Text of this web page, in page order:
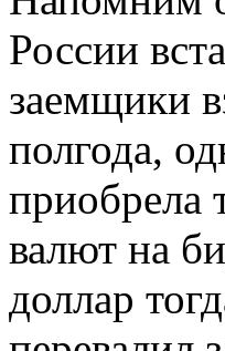
России
заемщики
полгода,
приобрела
валют на
доллар